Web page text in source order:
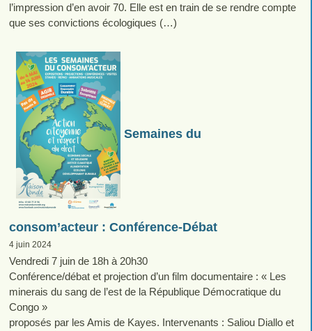
l’impression d’en avoir 70. Elle est en train de se rendre compte
que ses convictions écologiques (…)
Semaines du
consom’acteur : Conférence-Débat
4 juin 2024
Vendredi 7 juin de 18h à 20h30
Conférence/débat et projection d’un film documentaire : « Les
minerais du sang de l’est de la République Démocratique du
Congo »
proposés par les Amis de Kayes. Intervenants : Saliou Diallo et